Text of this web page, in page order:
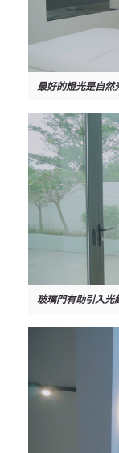
最好的燈光是自然
玻璃門有助引入光